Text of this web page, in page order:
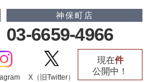
神保町店
03-6659-4966
X（旧Twitter）
現在件
公開中！